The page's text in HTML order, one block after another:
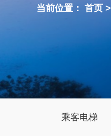
当前位置： 首页 >
乘客电梯